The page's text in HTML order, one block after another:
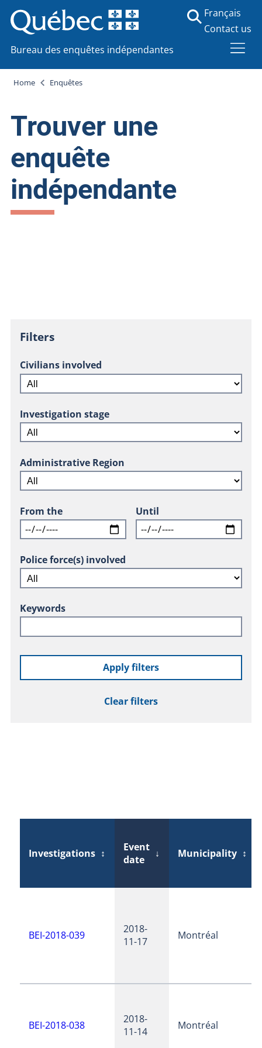
Bureau des enquêtes indépendantes
Français
Contact us
Home Enquêtes
Trouver une
enquête
indépendante
Filters
Civilians involved
Investigation stage
Administrative Region
From the Until
Police force(s) involved
Keywords
Apply filters
Clear filters
Investigations ↕
Event
date
↓ Municipality ↕
BEI-2018-039
2018-
11-17
Montréal
BEI-2018-038
2018-
11-14
Montréal